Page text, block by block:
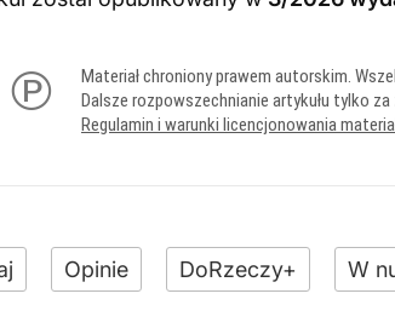
Materiał chroniony prawem autorskim.
Dalsze rozpowszechnianie artykułu tylko
Regulamin i warunki licencjonowania
Opinie DoRzeczy+ W